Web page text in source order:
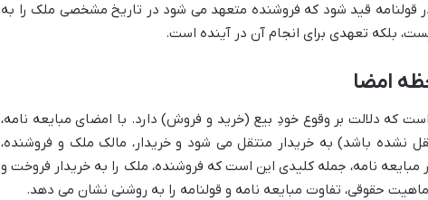
در قولنامه قید شود که فروشنده متعهد می شود در تاریخ مشخصی ملک را به
بلکه تعهدی برای انجام آن در آینده است.
امضا
که دلالت بر وقوع خودِ بیع (خرید و فروش) دارد. با امضای مبایعه نامه،
نشده باشد) به خریدار منتقل می شود و خریدار، مالک ملک و فروشنده،
نامه، جمله کلیدی این است که فروشنده، ملک را به خریدار فروخت و
ماهیت حقوقی، تفاوت مبایعه نامه و قولنامه را به روشنی نشان می دهد.